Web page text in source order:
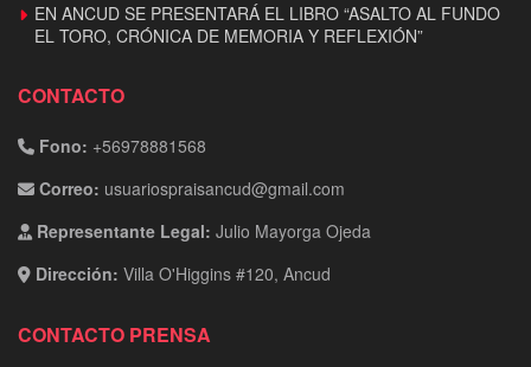
EN ANCUD SE PRESENTARÁ EL LIBRO “ASALTO AL FUNDO
EL TORO, CRÓNICA DE MEMORIA Y REFLEXIÓN”
CONTACTO
Fono: +56978881568
Correo: usuariospraisancud@gmail.com
Representante Legal: Julio Mayorga Ojeda
Dirección: Villa O'Higgins #120, Ancud
CONTACTO PRENSA